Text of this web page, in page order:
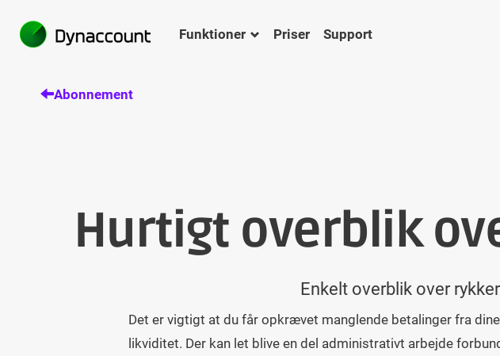
Funktioner Priser Support
Abonnement
Hurtigt overblik
Enkelt overblik over
Det er vigtigt at du får opkrævet manglende betalinger fra
likviditet. Der kan let blive en del administrativt arbejde